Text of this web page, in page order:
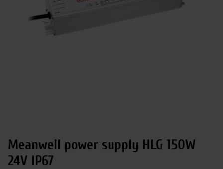
Meanwell power supply HLG 150W
24V IP67